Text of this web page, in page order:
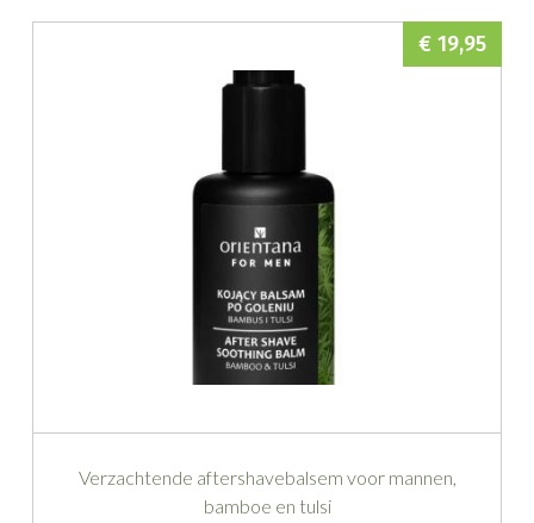
Verzachtende aftershavebalsem voor mannen,
bamboe en tulsi
€ 19,95